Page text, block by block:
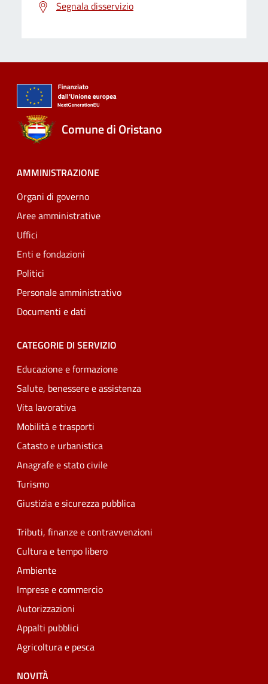
Segnala disservizio
Comune di Oristano
AMMINISTRAZIONE
Organi di governo
Aree amministrative
Uffici
Enti e fondazioni
Politici
Personale amministrativo
Documenti e dati
CATEGORIE DI SERVIZIO
Educazione e formazione
Salute, benessere e assistenza
Vita lavorativa
Mobilità e trasporti
Catasto e urbanistica
Anagrafe e stato civile
Turismo
Giustizia e sicurezza pubblica
Tributi, finanze e contravvenzioni
Cultura e tempo libero
Ambiente
Imprese e commercio
Autorizzazioni
Appalti pubblici
Agricoltura e pesca
NOVITÀ